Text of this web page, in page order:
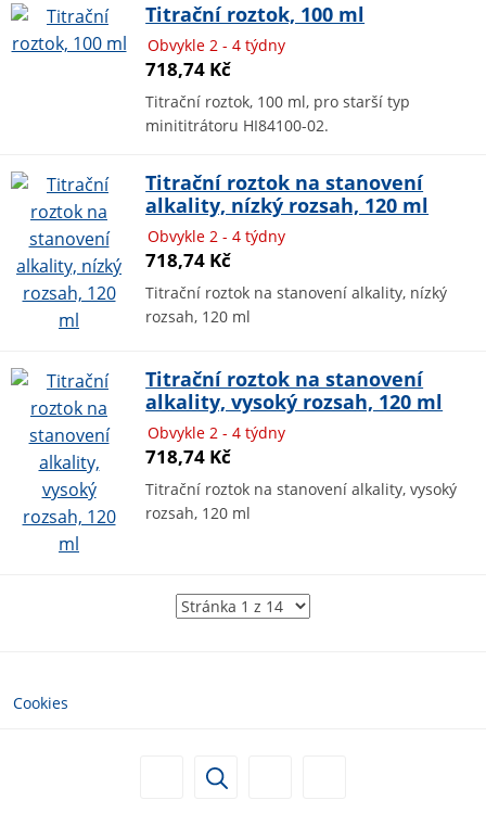
Titrační roztok, 100 ml
Obvykle 2 - 4 týdny
718,74 Kč
Titrační roztok, 100 ml, pro starší typ
minititrátoru HI84100-02.
Titrační roztok na stanovení
alkality, nízký rozsah, 120 ml
Obvykle 2 - 4 týdny
718,74 Kč
Titrační roztok na stanovení alkality, nízký
rozsah, 120 ml
Titrační roztok na stanovení
alkality, vysoký rozsah, 120 ml
Obvykle 2 - 4 týdny
718,74 Kč
Titrační roztok na stanovení alkality, vysoký
rozsah, 120 ml
Cookies